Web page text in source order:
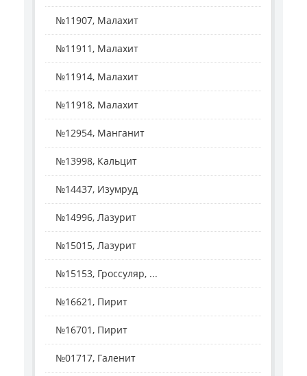
№11907, Малахит
№11911, Малахит
№11914, Малахит
№11918, Малахит
№12954, Манганит
№13998, Кальцит
№14437, Изумруд
№14996, Лазурит
№15015, Лазурит
№15153, Гроссуляр, ...
№16621, Пирит
№16701, Пирит
№01717, Галенит